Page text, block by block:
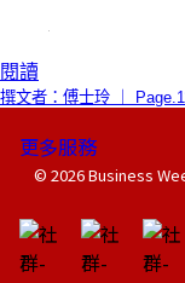
閱讀
撰文者：傅士玲 ｜
更多服務
© 2026 Business